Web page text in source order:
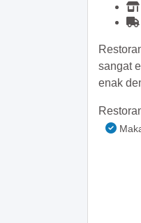
sangat
enak